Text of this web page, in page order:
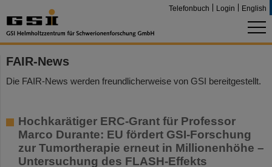
Telefonbuch Login English
FAIR-News
Die FAIR-News werden freundlicherweise von GSI bereitgestellt.
Hochkarätiger ERC-Grant für Professor
Marco Durante: EU fördert GSI-Forschung
zur Tumortherapie erneut in Millionenhöhe –
Untersuchung des FLASH-Effekts